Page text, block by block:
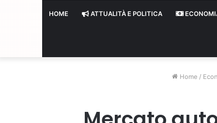
HOME ATTUALITÀ E POLITICA
Home /